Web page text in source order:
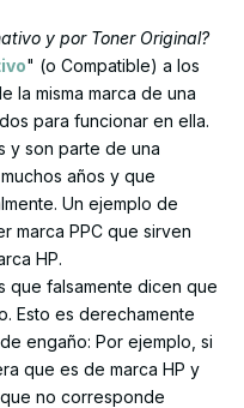
y por Toner Original?
" (o Compatible) a los
la misma marca de una
para funcionar en ella.
y son parte de una
años y que
Un ejemplo de
marca PPC que sirven
HP.
que falsamente dicen que
Esto es derechamente
engaño: Por ejemplo, si
que es de marca HP y
no corresponde